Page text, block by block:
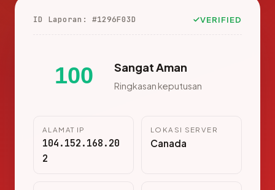
ID Laporan: #1296F03D VERIFIED
100 Sangat Aman
Ringkasan keputusan
ALAMAT IP
104.152.168.20
2
LOKASI SERVER
Canada